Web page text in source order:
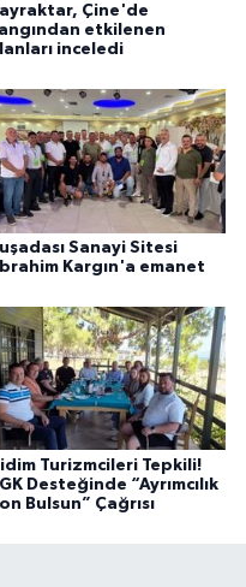
Çine'de
etkilenen
inceledi
Sanayi Sitesi
Kargın'a emanet
Turizmcileri Tepkili!
Desteğinde “Ayrımcılık
Bulsun” Çağrısı